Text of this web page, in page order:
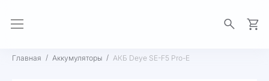
Главная Аккумуляторы АКБ Deye SE-F5 Pro-E